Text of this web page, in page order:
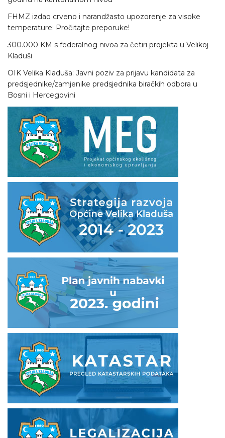
FHMZ izdao crveno i narandžasto upozorenje za visoke
temperature: Pročitajte preporuke!
300.000 KM s federalnog nivoa za četiri projekta u Velikoj
Kladuši
OIK Velika Kladuša: Javni poziv za prijavu kandidata za
predsjednike/zamjenike predsjednika biračkih odbora u
Bosni i Hercegovini